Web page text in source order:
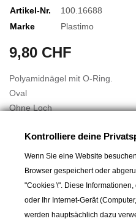
Artikel-Nr.
100.16688
Marke
Plastimo
9,80 CHF
Polyamidnägel mit O-Ring.
Oval
Ohne Loch
Höhe Nable allein: 19,5 mm.
Einbauhöhe: 15 mm
Min. Innen-Ø: 19 mm
Ersatzstopfen: 16713
Kontrolliere deine
Wenn Sie eine Website
Browser gespeichert oder
"Cookies \". Diese
oder Ihr Internet-Gerät
werden hauptsächlich dazu